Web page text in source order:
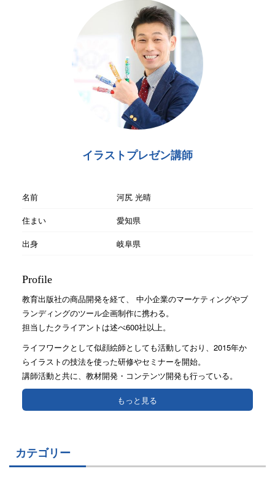
イラストプレゼン講師
名前
河尻 光晴
住まい
愛知県
出身
岐阜県
Profile
教育出版社の商品開発を経て、 中小企業のマーケティングやブ
ランディングのツール企画制作に携わる。
担当したクライアントは述べ600社以上。
ライフワークとして似顔絵師としても活動しており、2015年か
らイラストの技法を使った研修やセミナーを開始。
講師活動と共に、教材開発・コンテンツ開発も行っている。
もっと見る
カテゴリー